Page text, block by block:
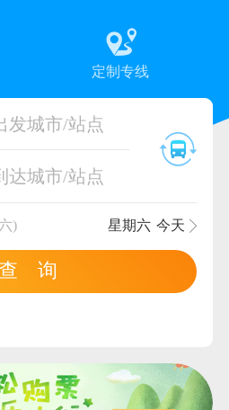
定制专线
发城市/站点
达城市/站点
) 星期六 今天
询